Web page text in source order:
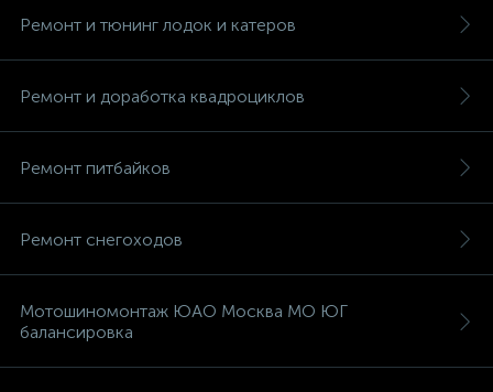
Ремонт и тюнинг лодок и катеров
Ремонт и доработка квадроциклов
Ремонт питбайков
Ремонт снегоходов
Мотошиномонтаж ЮАО Москва МО ЮГ
балансировка